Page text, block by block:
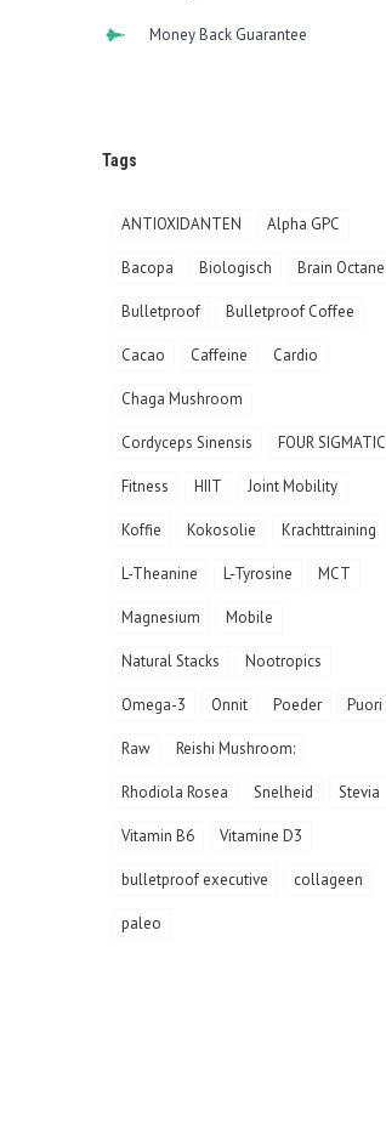
Money Back Guarantee
Tags
ANTIOXIDANTEN Alpha GPC
Bacopa Biologisch Brain Octane
Bulletproof Bulletproof Coffee
Cacao Caffeine Cardio
Chaga Mushroom
Cordyceps Sinensis FOUR SIGMATIC
Fitness HIIT Joint Mobility
Koffie Kokosolie Krachttraining
L-Theanine L-Tyrosine MCT
Magnesium Mobile
Natural Stacks Nootropics
Omega-3 Onnit Poeder Puori
Raw Reishi Mushroom:
Rhodiola Rosea Snelheid Stevia
Vitamin B6 Vitamine D3
bulletproof executive collageen
paleo